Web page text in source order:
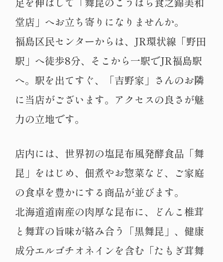
堂店」へお立ち寄りになりませんか。
福島区民センターからは、JR環状線「野田
駅」へ徒歩8分、そこから一駅でJR福島駅
へ。駅を出てすぐ、「吉野家」さんのお隣
に当店がございます。アクセスの良さが魅
力の立地です。
店内には、世界初の塩昆布風発酵食品「舞
昆」をはじめ、佃煮やお惣菜など、ご家庭
の食卓を豊かにする商品が並びます。
北海道道南産の肉厚な昆布に、どんこ椎茸
と舞茸の旨味が絡み合う「黒舞昆」、健康
成分エルゴチオネインを含む「たもぎ茸舞